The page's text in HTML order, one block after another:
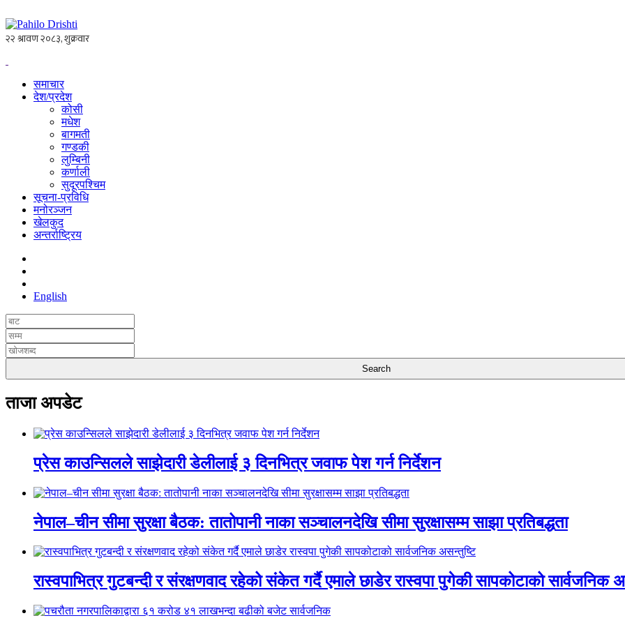
समाचार
देश/प्रदेश
कोसी
मधेश
बागमती
गण्डकी
लुम्बिनी
कर्णाली
सुदूरपश्चिम
सूचना-प्रविधि
मनोरञ्जन
खेलकुद
अन्तर्राष्ट्रिय
English
ताजा अपडेट
प्रेस काउन्सिलले साझेदारी डेलीलाई ३ दिनभित्र जवाफ पेश गर्न निर्देशन
नेपाल–चीन सीमा सुरक्षा बैठक: तातोपानी नाका सञ्चालनदेखि सीमा सुरक्षासम्म साझा प्रतिबद्धता
रास्वपाभित्र गुटबन्दी र संरक्षणवाद रहेको संकेत गर्दै एमाले छाडेर रास्वपा पुगेकी सापकोटाको सार्वजनिक